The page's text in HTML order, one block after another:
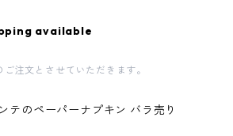
available
注文とさせていただきます。
テのペーパーナプキン バラ売り